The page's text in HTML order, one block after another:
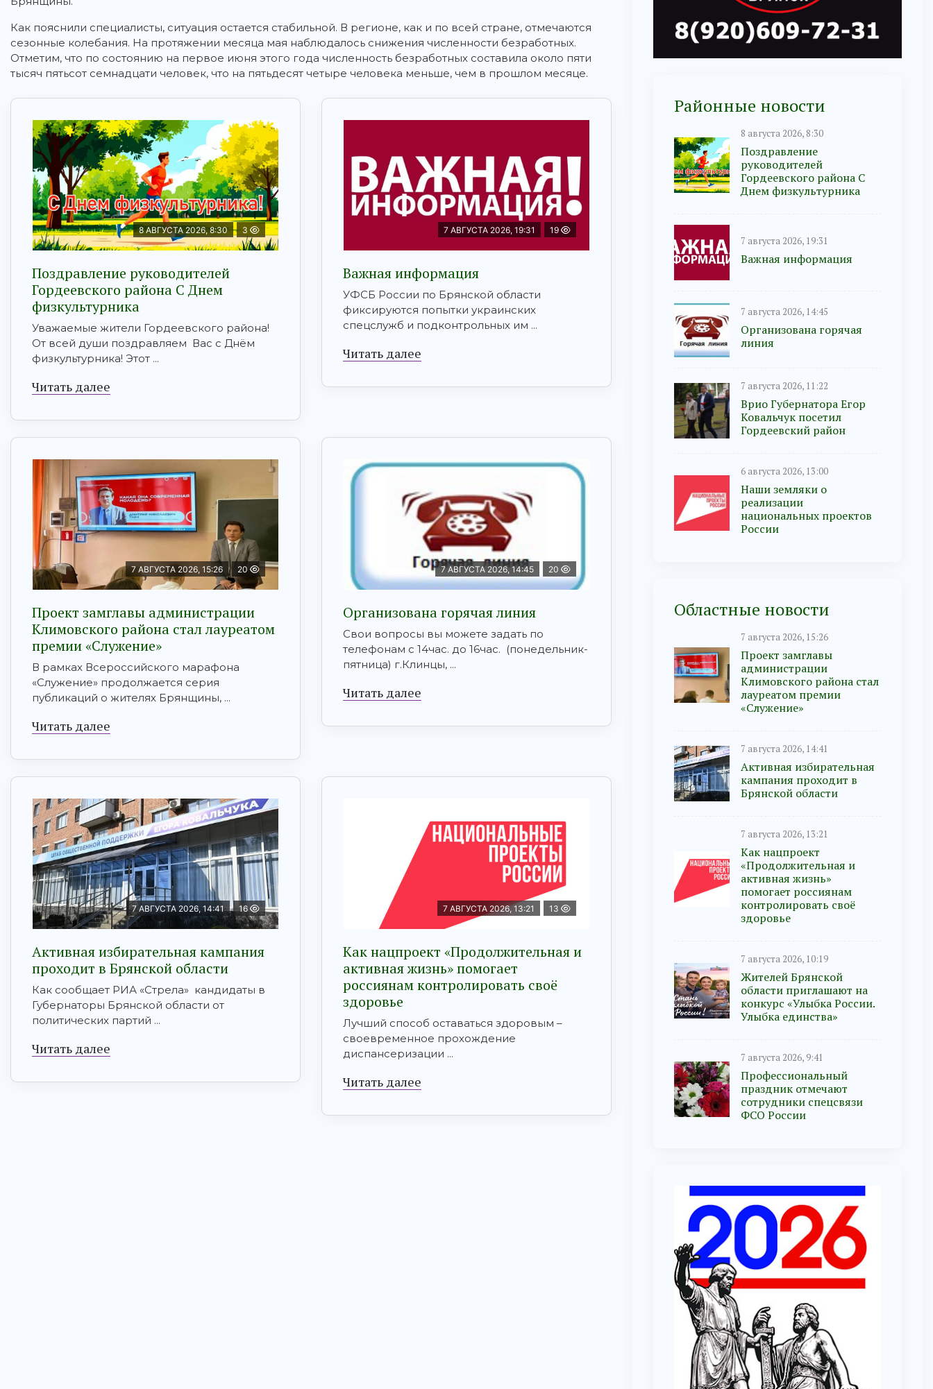
Как пояснили специалисты, ситуация остается стабильной. В регионе, как и по всей стране, отмечаются
сезонные колебания. На протяжении месяца мая наблюдалось снижения численности безработных.
Отметим, что по состоянию на первое июня этого года численность безработных составила около пяти
тысяч пятьсот семнадцати человек, что на пятьдесят четыре человека меньше, чем в прошлом месяце.
8 АВГУСТА 2026, 8:30 3
Поздравление руководителей
Гордеевского района С Днем
физкультурника
Уважаемые жители Гордеевского района!
От всей души поздравляем Вас с Днём
физкультурника! Этот ...
Читать далее
7 АВГУСТА 2026, 19:31 19
Важная информация
УФСБ России по Брянской области
фиксируются попытки украинских
спецслужб и подконтрольных им ...
Читать далее
7 АВГУСТА 2026, 15:26 20
Проект замглавы администрации
Климовского района стал лауреатом
премии «Служение»
В рамках Всероссийского марафона
«Служение» продолжается серия
публикаций о жителях Брянщины, ...
Читать далее
7 АВГУСТА 2026, 14:45 20
Организована горячая линия
Свои вопросы вы можете задать по
телефонам с 14час. до 16час. (понедельник-
пятница) г.Клинцы, ...
Читать далее
7 АВГУСТА 2026, 14:41 16
Активная избирательная кампания
проходит в Брянской области
Как сообщает РИА «Стрела» кандидаты в
Губернаторы Брянской области от
политических партий ...
Читать далее
7 АВГУСТА 2026, 13:21 13
Как нацпроект «Продолжительная и
активная жизнь» помогает
россиянам контролировать своё
здоровье
Лучший способ оставаться здоровым –
своевременное прохождение
диспансеризации ...
Читать далее
Районные новости
8 августа 2026, 8:30
Поздравление
руководителей
Гордеевского района С
Днем физкультурника
7 августа 2026, 19:31
Важная информация
7 августа 2026, 14:45
Организована горячая
линия
7 августа 2026, 11:22
Врио Губернатора Егор
Ковальчук посетил
Гордеевский район
6 августа 2026, 13:00
Наши земляки о
реализации
национальных проектов
России
Областные новости
7 августа 2026, 15:26
Проект замглавы
администрации
Климовского района стал
лауреатом премии
«Служение»
7 августа 2026, 14:41
Активная избирательная
кампания проходит в
Брянской области
7 августа 2026, 13:21
Как нацпроект
«Продолжительная и
активная жизнь»
помогает россиянам
контролировать своё
здоровье
7 августа 2026, 10:19
Жителей Брянской
области приглашают на
конкурс «Улыбка России.
Улыбка единства»
7 августа 2026, 9:41
Профессиональный
праздник отмечают
сотрудники спецсвязи
ФСО России